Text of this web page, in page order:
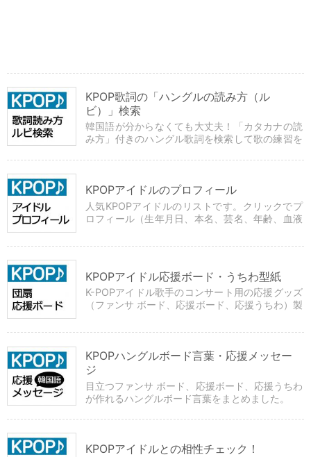
KPOP歌詞の「ハングルの読み方（ル
ビ）」検索
韓国語が分からなくても大丈夫！「カタカナの読
み方」付きのハングル歌詞を検索して歌の練習を
KPOPアイドルのプロフィール
人気KPOPアイドルのリストです。クリックでプ
ロフィール（生年月日、本名、芸名、年齢、血液
ダウンロードができます。
KPOPアイドル応援ボード・うちわ型紙
K-POPアイドル歌手のコンサート用の応援グッズ
（ファンサ ボード、応援ボード、応援うちわ）製
す。
KPOPハングルボード言葉・応援メッセー
ジ
目立つファンサ ボード、応援ボード、応援うちわ
が作れるハングルボード言葉をまとめました。
KPOPアイドルとの相性チェック！